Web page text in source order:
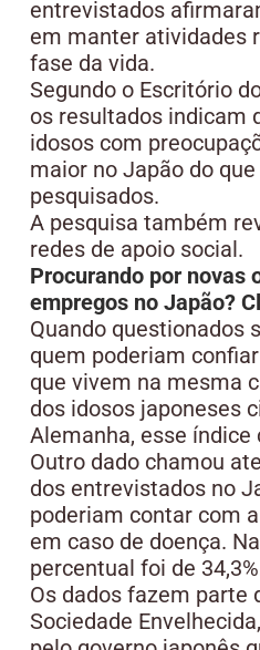
entrevistados
em manter atividades
fase da vida.
Segundo o Escritório
os resultados indicam
idosos com
maior no Japão do
pesquisados.
A pesquisa também
redes de apoio social.
Procurando por novas
empregos no Japão?
Quando questionados
quem poderiam
que vivem na mesma
dos idosos japoneses
Alemanha, esse índice
Outro dado chamou
dos entrevistados no
poderiam contar com
em caso de doença.
percentual foi de
Os dados fazem parte
Sociedade